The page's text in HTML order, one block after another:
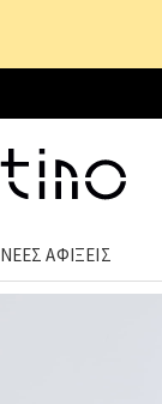
ΝΕΕΣ ΑΦΙΞΕΙΣ